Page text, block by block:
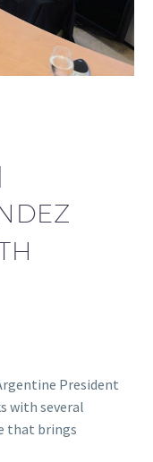
President
with several
that brings